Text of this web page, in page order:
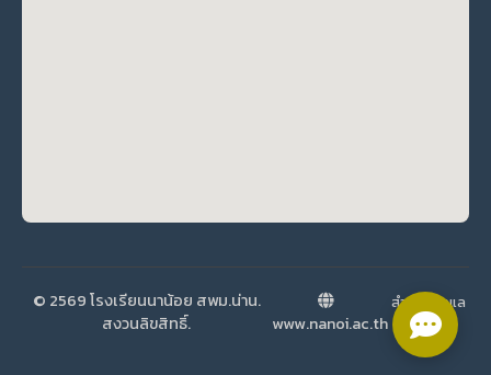
© 2569 โรงเรียนนาน้อย สพม.น่าน.
สงวนลิขสิทธิ์.
www.nanoi.ac.th
สำหรับผู้ดูแล
ระบบ